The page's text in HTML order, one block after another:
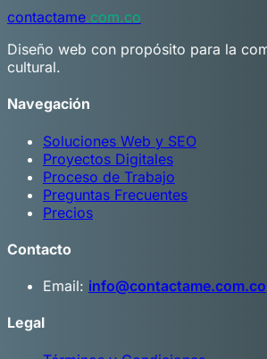
contactame.com.co
Diseño web con propósito para la
cultural.
Navegación
Soluciones Web y SEO
Proyectos Digitales
Proceso de Trabajo
Preguntas Frecuentes
Precios
Contacto
Email: info@contactame.com.co
Legal